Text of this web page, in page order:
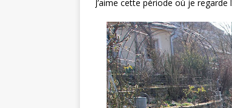
J’aime cette période où je